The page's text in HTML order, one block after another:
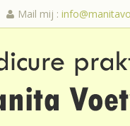
Mail mij :